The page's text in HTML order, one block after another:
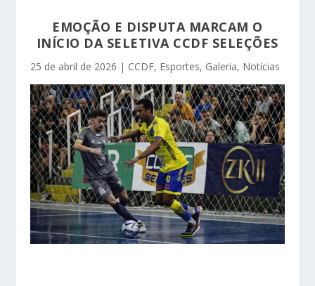
EMOÇÃO E DISPUTA MARCAM O
INÍCIO DA SELETIVA CCDF SELEÇÕES
25 de abril de 2026 | CCDF, Esportes, Galeria, Notícias